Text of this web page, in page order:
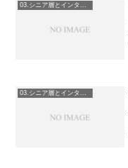
03.シニア層とインターネット